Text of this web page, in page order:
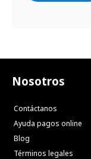
Nosotros
Contáctanos
Ayuda pagos online
Blog
Términos legales